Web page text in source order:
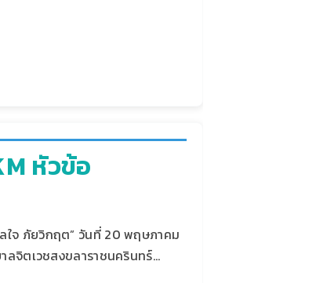
หัวข้อ
ใจ ภัยวิกฤต” วันที่ 20 พฤษภาคม
จิตเวชสงขลาราชนครินทร์…